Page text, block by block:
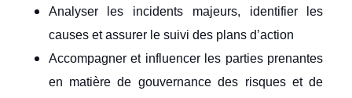
Analyser les incidents majeurs, identifier les
causes et assurer le suivi des plans d’action
Accompagner et influencer les parties prenantes
en matière de gouvernance des risques et de